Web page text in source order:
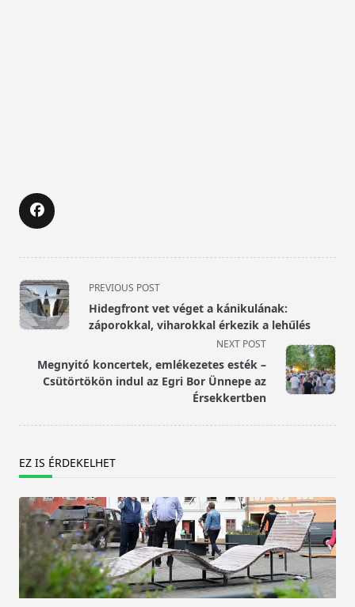
<span
class="nav-
subtitle
reader-
text">Page</span>
PREVIOUS POST
Hidegfront vet véget a kánikulának:
záporokkal, viharokkal érkezik a lehűlés
NEXT POST
Megnyitó koncertek, emlékezetes esték –
Csütörtökön indul az Egri Bor Ünnepe az
Érsekkertben
EZ IS ÉRDEKELHET